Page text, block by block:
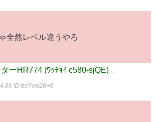
全然レベル違うやろ
ーHR774 (ﾜｯﾁｮｲ c580-sjQE) ：
ID:bsYwo2b+0